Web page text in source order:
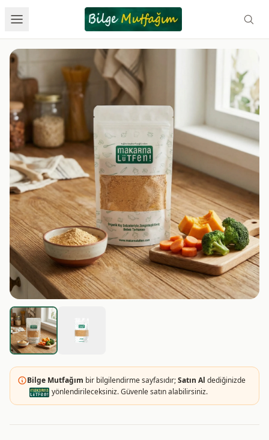
Bilge Mutfağım bir bilgilendirme sayfasıdır;Satın Al dediğinizde
yönlendirileceksiniz. Güvenle satın alabilirsiniz.